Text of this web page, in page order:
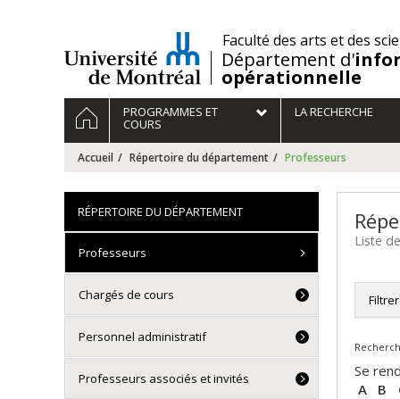
/Faculté des arts et des
Département d'
opérationnelle
Navigation
principale
ACCUEILPROGRAMMES ET
COURS
LA RECHERCHE
Accueil Répertoire du département Professeurs
Liste
Se
A
B
RÉPERTOIRE DU DÉPARTEMENT
Professeurs
Chargés de cours
Personnel administratif
Professeurs associés et invités